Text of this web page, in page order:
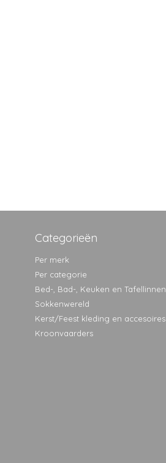
Categorieën
Per merk
Per categorie
Bed-, Bad-, Keuken en Tafellinnen
Sokkenwereld
Kerst/Feest kleding en accesoires
Kroonvaarders